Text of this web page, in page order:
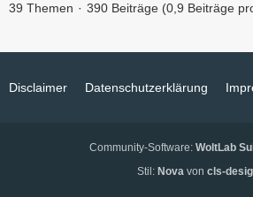
39 Themen 390 Beiträge (0,9 Beiträge
Disclaimer Datenschutzerklärung
Community-Software: WoltLab
Stil: Nova von cls-